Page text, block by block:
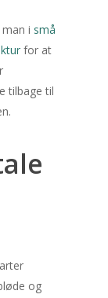
i små
for at
tilbage til
og